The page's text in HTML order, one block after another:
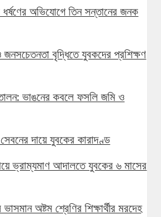
অভিযোগে তিন সন্তানের জনক
বৃদ্ধিতে যুবকদের প্রশিক্ষণ
ভাঙনের কবলে ফসলি জমি ও
দায়ে যুবকের কারাদণ্ড
ভ্রাম্যমাণ আদালতে যুবকের ৬ মাসের
অষ্টম শ্রেণির শিক্ষার্থীর মরদেহ